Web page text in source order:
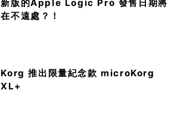
新版的Apple Logic Pro 發售日期將
在不遠處？！
Korg 推出限量紀念款 microKorg
XL+